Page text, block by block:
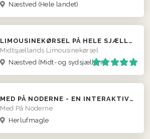
Næstved (Hele landet)
LIMOUSINEKØRSEL PÅ HELE SJÆLLAND
Midtsjællands Limousinekørsel
Næstved (Midt- og sydsjælland)
MED PÅ NODERNE - EN INTERAKTIV MUSIKQUIZ
Med På Noderne
Herlufmagle